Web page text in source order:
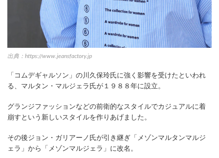
出典：https://www.jeansfactory.jp
「コムデギャルソン」の川久保玲氏に強く影響を受けたといわれ
る、マルタン・マルジェラ氏が１９８８年に設立。
グランジファッションなどの前衛的なスタイルでカジュアルに着
崩すという新しいスタイルを作りあげました。
その後ジョン・ガリアーノ氏が引き継ぎ「メゾンマルタンマルジ
ェラ」から「メゾンマルジェラ」に改名。